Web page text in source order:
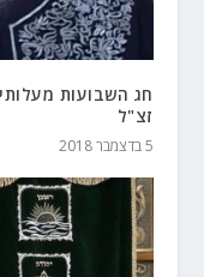
חג השבועות
זצ"ל
5 בדצמבר 2018